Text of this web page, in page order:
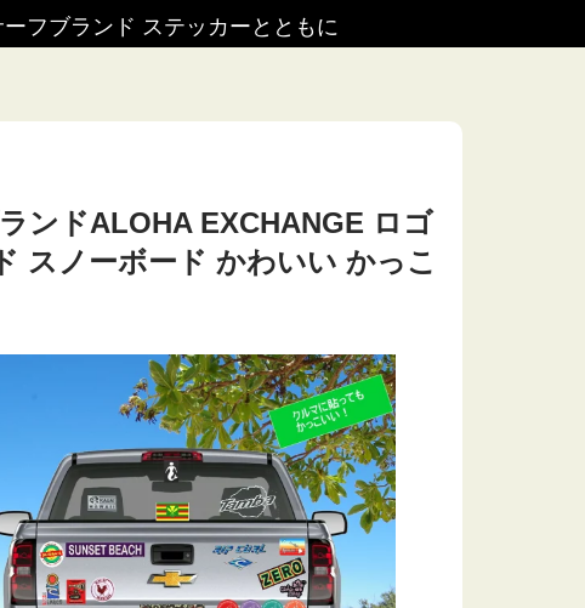
フブランド ステッカーとともに
ンドALOHA EXCHANGE ロゴ
スノーボード かわいい かっこ